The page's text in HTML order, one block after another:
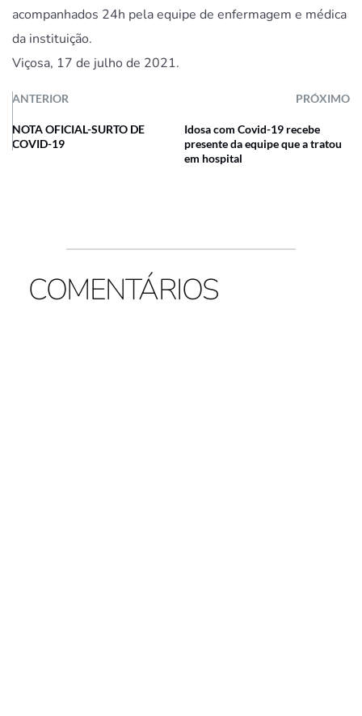
acompanhados 24h pela equipe de enfermagem e médica
da instituição.
Viçosa, 17 de julho de 2021.
ANTERIOR PRÓXIMO
NOTA OFICIAL-SURTO DE
COVID-19
Idosa com Covid-19 recebe
presente da equipe que a tratou
em hospital
COMENTÁRIOS